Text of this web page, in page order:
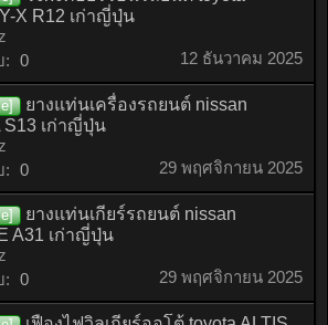
X R12 เก่าญี่ปุ่น
: 0 12 ธันวาคม 2025
ยางแท่นเครื่องรถยนต์ nissan
S13 เก่าญี่ปุ่น
: 0 29 พฤศจิกายน 2025
ยางแท่นเกียร์รถยนต์ nissan
A31 เก่าญี่ปุ่น
: 0 29 พฤศจิกายน 2025